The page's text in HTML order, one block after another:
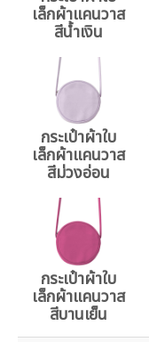
เล็กผ้าแคนวาส
สีน้ำเงิน
กระเป๋าผ้าใบ
เล็กผ้าแคนวาส
สีม่วงอ่อน
กระเป๋าผ้าใบ
เล็กผ้าแคนวาส
สีบานเย็น